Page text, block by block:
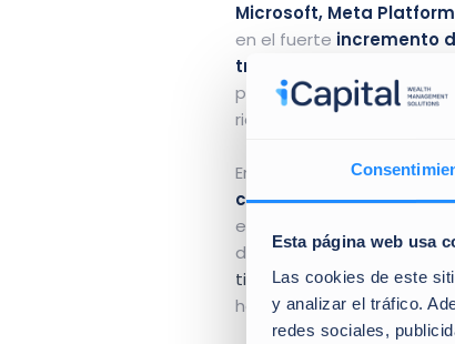
Esta página web usa
Las cookies de este
y analizar el tráfico.
redes sociales,
Microsoft, Meta
en el fuerte incremento
traducirse en retornos
podrían reforzar el
riesgo.
En resumen, en Asia y en
claramente al alzay en
energético y bancario.
de acciones y de otros,
tienden a responder a
hacerlo en Bolsa el valor